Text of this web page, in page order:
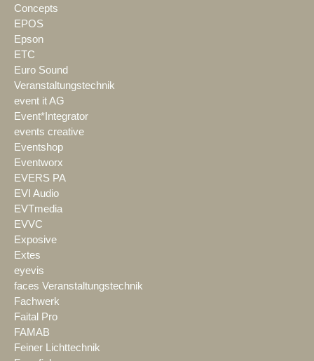
Concepts
EPOS
Epson
ETC
Euro Sound
Veranstaltungstechnik
event it AG
Event*Integrator
events creative
Eventshop
Eventworx
EVERS PA
EVI Audio
EVTmedia
EVVC
Exposive
Extes
eyevis
faces Veranstaltungstechnik
Fachwerk
Faital Pro
FAMAB
Feiner Lichttechnik